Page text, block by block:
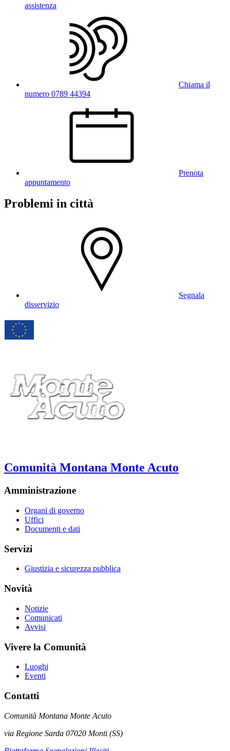
assistenza
Chiama il
numero 0789 44394
Prenota
appuntamento
Problemi in città
Segnala
disservizio
Comunità Montana Monte Acuto
Amministrazione
Organi di governo
Uffici
Documenti e dati
Servizi
Giustizia e sicurezza pubblica
Novità
Notizie
Comunicati
Avvisi
Vivere la Comunità
Luoghi
Eventi
Contatti
Comunità Montana Monte Acuto
via Regione Sarda 07020 Monti (SS)